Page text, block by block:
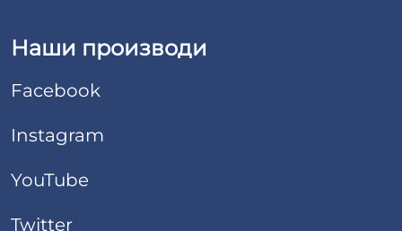
Наши производи
Facebook
Instagram
YouTube
Twitter